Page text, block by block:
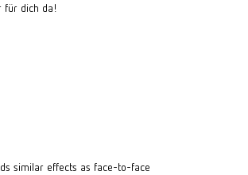
für dich da!
similar effects as face-to-face